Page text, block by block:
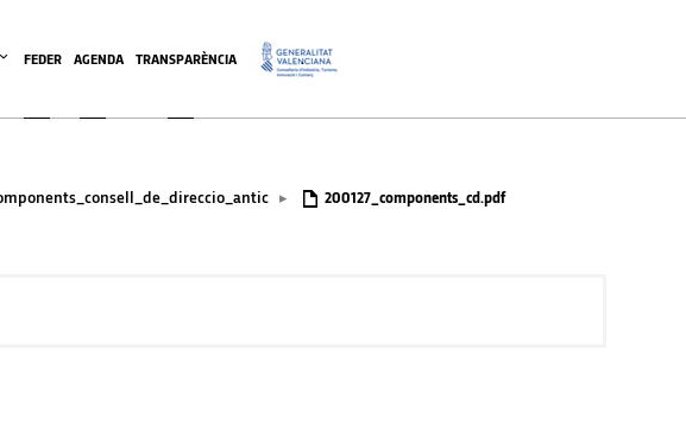
FEDER AGENDA TRANSPARÈNCIA .
▸ 200127_components_cd.pdf